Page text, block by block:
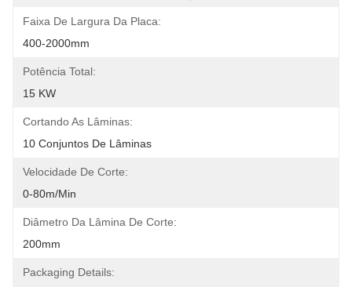
Faixa De Largura Da Placa:
400-2000mm
Potência Total:
15 KW
Cortando As Lâminas:
10 Conjuntos De Lâminas
Velocidade De Corte:
0-80m/min
Diâmetro Da Lâmina De Corte:
200mm
Packaging Details: